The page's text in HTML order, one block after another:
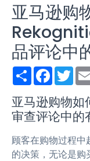
亚马逊购
品评论中
S
h
r
e
F
a
e
b
o
k
T
w
t
t
e
亚马逊购物
审查评论中的
顾客在购物过程中
的决策，无论是